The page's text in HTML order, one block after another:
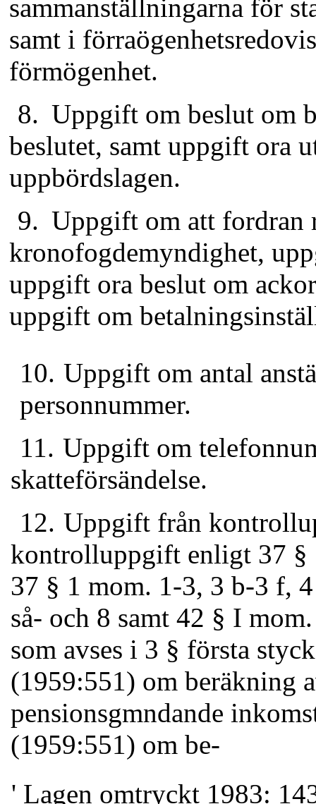
sammanställningarna för
samt i
förmögenhet.
8. Uppgift om beslut om
beslutet, samt uppgift ora
uppbördslagen.
9. Uppgift om att fordran
kronofogdemyn­dighet,
uppgift ora beslut om
uppgift om
10. Uppgift om antal
personnummer.
11. Uppgift om
skatteförsän­delse.
12. Uppgift från
kontrolluppgift enligt 37 §
37 § 1 mom. 1-3, 3 b-3 f,
så- och 8 samt 42 § I
som avses i 3 § första
(1959:551) om beräkning
pensionsgmndande
(1959:551) om be-
' Lagen omtryckt 1983: